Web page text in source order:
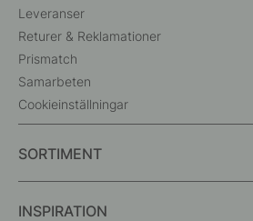
Leveranser
Returer & Reklamationer
Prismatch
Samarbeten
Cookieinställningar
SORTIMENT
INSPIRATION